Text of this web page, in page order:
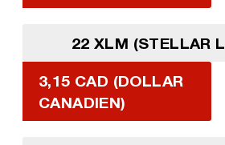
22 XLM (STELLAR
3,15 CAD (DOLLAR
CANADIEN)